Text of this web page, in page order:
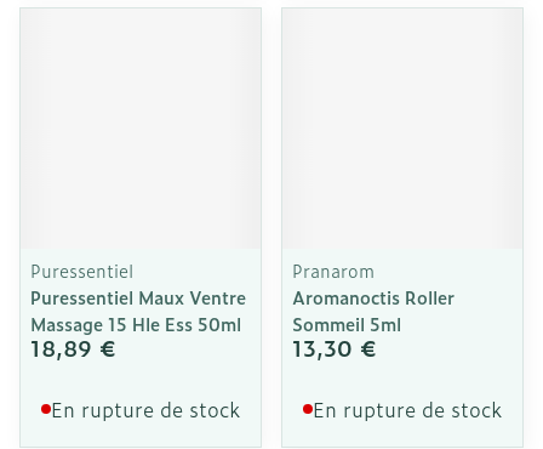
Puressentiel
Puressentiel Maux Ventre
Massage 15 Hle Ess 50ml
18,89 €
En rupture de stock
Pranarom
Aromanoctis Roller
Sommeil 5ml
13,30 €
En rupture de stock